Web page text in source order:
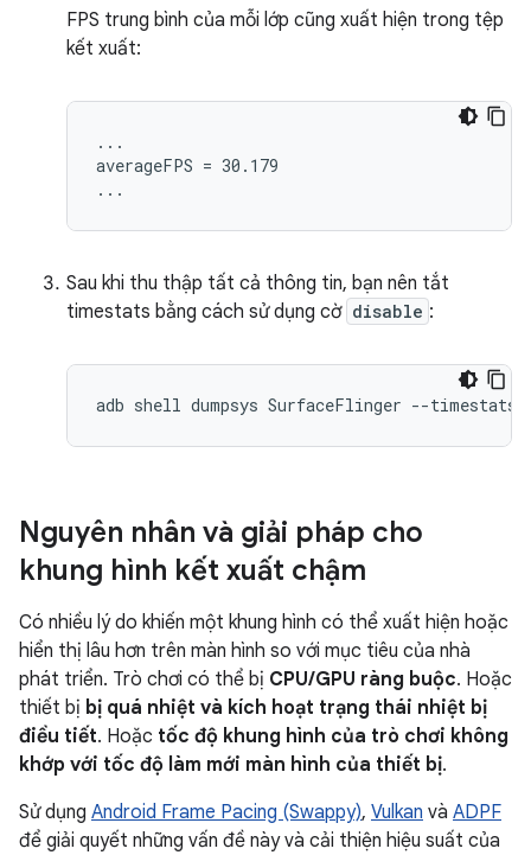
FPS trung bình của mỗi lớp cũng xuất hiện trong tệp
kết xuất:
...
averageFPS = 30.179
Sau khi thu thập tất cả thông tin, bạn nên tắt
timestats bằng cách sử dụng cờ disable :
Nguyên nhân và giải pháp cho
khung hình kết xuất chậm
Có nhiều lý do khiến một khung hình có thể xuất hiện hoặc
hiển thị lâu hơn trên màn hình so với mục tiêu của nhà
phát triển. Trò chơi có thể bị CPU/GPU ràng buộc. Hoặc
thiết bị bị quá nhiệt và kích hoạt trạng thái nhiệt bị
điều tiết. Hoặc tốc độ khung hình của trò chơi không
khớp với tốc độ làm mới màn hình của thiết bị.
Sử dụng Android Frame Pacing (Swappy), Vulkan và ADPF
để giải quyết những vấn đề này và cải thiện hiệu suất của